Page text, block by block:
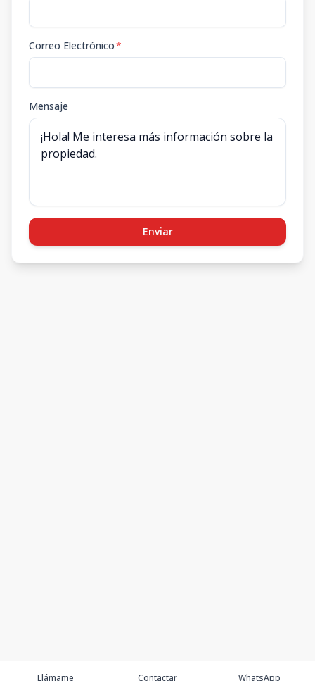
Correo Electrónico*
Mensaje
Enviar
Llámame Contactar WhatsApp